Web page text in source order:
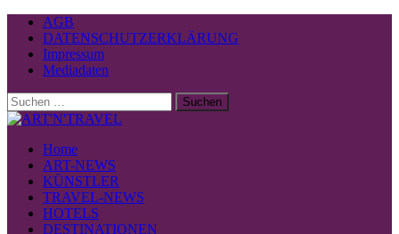
AGB
DATENSCHUTZERKLÄRUNG
Impressum
Mediadaten
Suchen
nach:
Home
ART-NEWS
KÜNSTLER
TRAVEL-NEWS
HOTELS
DESTINATIONEN